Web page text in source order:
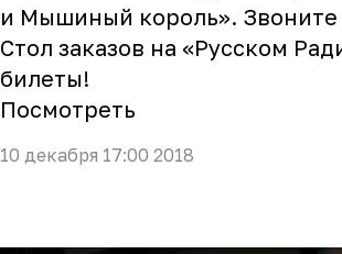
и Мышиный король».
Стол заказов на «Русском
билеты!
Посмотреть
10 декабря 17:00 2018